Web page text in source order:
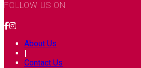
FOLLOW US ON
About Us
|
Contact Us